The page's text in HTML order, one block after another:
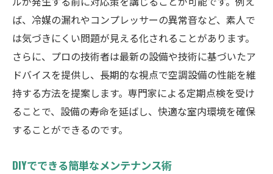
ば、冷媒の漏れやコンプレッサーの異常音など、素人で
は気づきにくい問題が見える化されることがあります。
さらに、プロの技術者は最新の設備や技術に基づいたア
ドバイスを提供し、長期的な視点で空調設備の性能を維
持する方法を提案します。専門家による定期点検を受け
ることで、設備の寿命を延ばし、快適な室内環境を確保
することができるのです。
DIYでできる簡単なメンテナンス術